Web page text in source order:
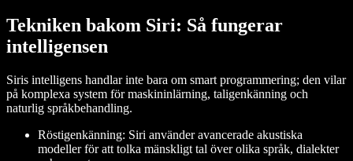
Tekniken bakom Siri: Så fungerar
intelligensen
Siris intelligens handlar inte bara om smart programmering; den vilar
på komplexa system för maskininlärning, taligenkänning och
naturlig språkbehandling.
Röstigenkänning: Siri använder avancerade akustiska
modeller för att tolka mänskligt tal över olika språk, dialekter